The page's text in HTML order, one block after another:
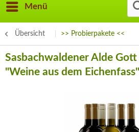
Menü
Übersicht >> Probierpakete <<
Sasbachwaldener Alde
"Weine aus dem Eichenfass"